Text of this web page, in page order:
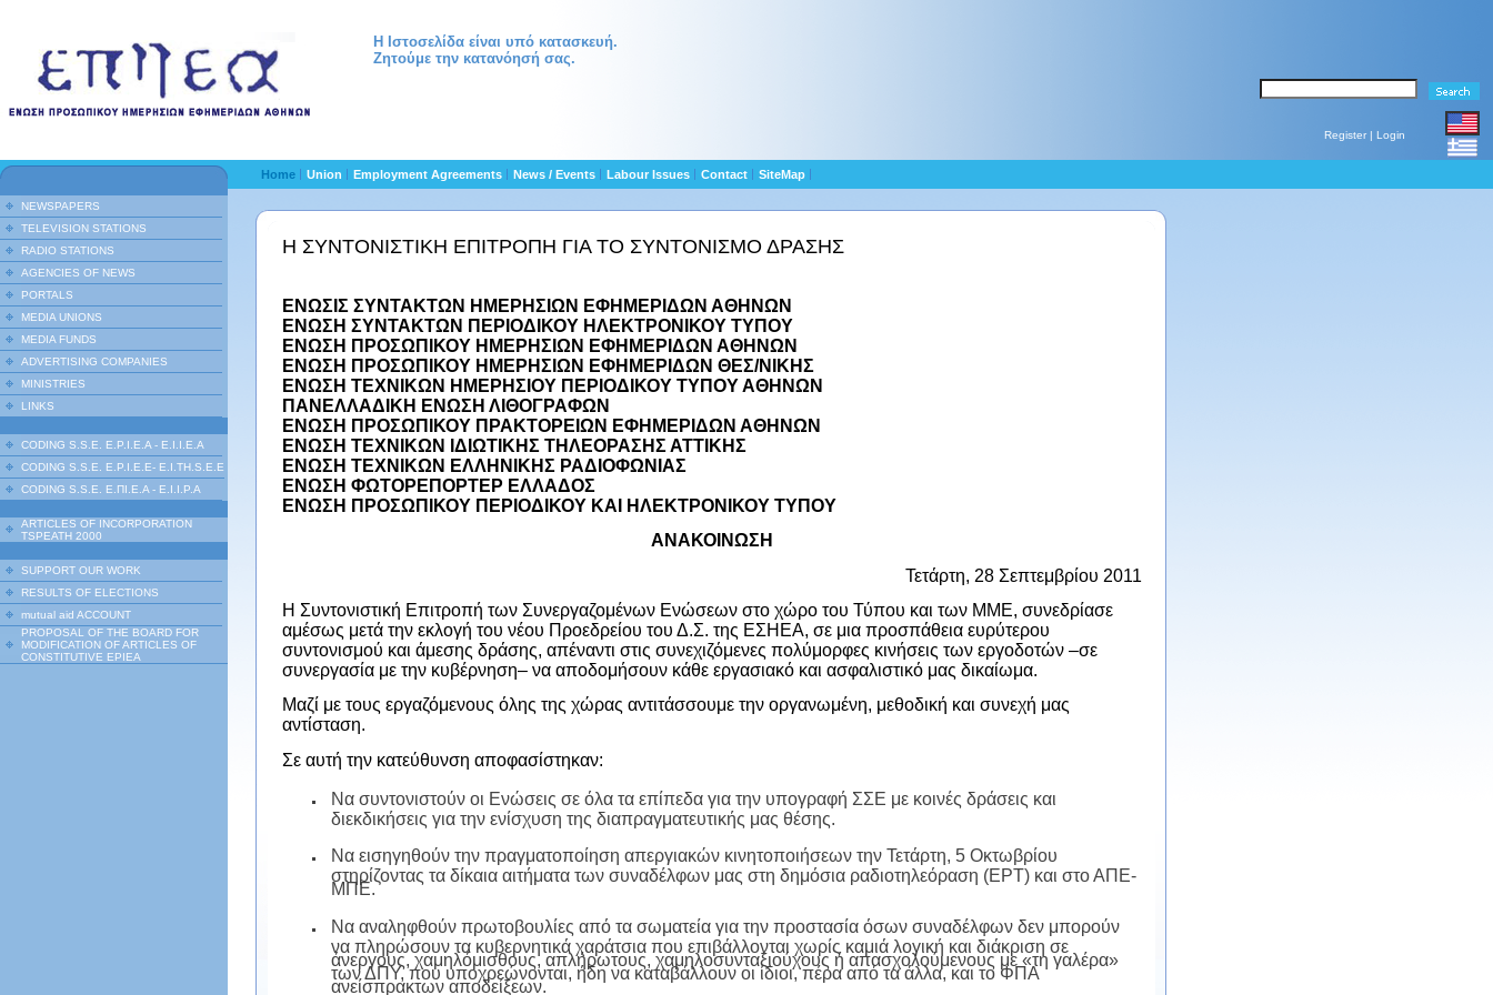
Η Ιστοσελίδα είναι υπό κατασκευή.
Ζητούμε την κατανόησή σας.
Register | Login
NEWSPAPERS
TELEVISION STATIONS
RADIO STATIONS
AGENCIES OF NEWS
PORTALS
MEDIA UNIONS
MEDIA FUNDS
ADVERTISING COMPANIES
MINISTRIES
LINKS
CODING S.S.E. E.P.I.E.A - E.I.I.E.A
CODING S.S.E. E.P.I.E.E- E.I.TH.S.E.E
CODING S.S.E. Ε.ΠΙ.Ε.Α - Ε.Ι.Ι.P.A
ARTICLES OF INCORPORATION
TSPEATH 2000
SUPPORT OUR WORK
RESULTS OF ELECTIONS
mutual aid ACCOUNT
PROPOSAL OF THE BOARD FOR
MODIFICATION OF ARTICLES OF
CONSTITUTIVE EPIEA
Home Union Employment Agreements News / Events Labour Issues Contact SiteMap
Η ΣΥΝΤΟΝΙΣΤΙΚΗ ΕΠΙΤΡΟΠΗ ΓΙΑ ΤΟ ΣΥΝΤΟΝΙΣΜΟ ΔΡΑΣΗΣ
ΕΝΩΣΙΣ ΣΥΝΤΑΚΤΩΝ ΗΜΕΡΗΣΙΩΝ ΕΦΗΜΕΡΙΔΩΝ ΑΘΗΝΩΝ
ΕΝΩΣΗ ΣΥΝΤΑΚΤΩΝ ΠΕΡΙΟΔΙΚΟΥ ΗΛΕΚΤΡΟΝΙΚΟΥ ΤΥΠΟΥ
ΕΝΩΣΗ ΠΡΟΣΩΠΙΚΟΥ ΗΜΕΡΗΣΙΩΝ ΕΦΗΜΕΡΙΔΩΝ ΑΘΗΝΩΝ
ΕΝΩΣΗ ΠΡΟΣΩΠΙΚΟΥ ΗΜΕΡΗΣΙΩΝ ΕΦΗΜΕΡΙΔΩΝ ΘΕΣ/ΝΙΚΗΣ
ΕΝΩΣΗ ΤΕΧΝΙΚΩΝ ΗΜΕΡΗΣΙΟΥ ΠΕΡΙΟΔΙΚΟΥ ΤΥΠΟΥ ΑΘΗΝΩΝ
ΠΑΝΕΛΛΑΔΙΚΗ ΕΝΩΣΗ ΛΙΘΟΓΡΑΦΩΝ
ΕΝΩΣΗ ΠΡΟΣΩΠΙΚΟΥ ΠΡΑΚΤΟΡΕΙΩΝ ΕΦΗΜΕΡΙΔΩΝ ΑΘΗΝΩΝ
ΕΝΩΣΗ ΤΕΧΝΙΚΩΝ ΙΔΙΩΤΙΚΗΣ ΤΗΛΕΟΡΑΣΗΣ ΑΤΤΙΚΗΣ
ΕΝΩΣΗ ΤΕΧΝΙΚΩΝ ΕΛΛΗΝΙΚΗΣ ΡΑΔΙΟΦΩΝΙΑΣ
ΕΝΩΣΗ ΦΩΤΟΡΕΠΟΡΤΕΡ ΕΛΛΑΔΟΣ
ΕΝΩΣΗ ΠΡΟΣΩΠΙΚΟΥ ΠΕΡΙΟΔΙΚΟΥ ΚΑΙ ΗΛΕΚΤΡΟΝΙΚΟΥ ΤΥΠΟΥ
ΑΝΑΚΟΙΝΩΣΗ
Τετάρτη, 28 Σεπτεμβρίου 2011
Η Συντονιστική Επιτροπή των Συνεργαζομένων Ενώσεων στο χώρο του Τύπου και των ΜΜΕ, συνεδρίασε
αμέσως μετά την εκλογή του νέου Προεδρείου του Δ.Σ. της ΕΣΗΕΑ, σε μια προσπάθεια ευρύτερου
συντονισμού και άμεσης δράσης, απέναντι στις συνεχιζόμενες πολύμορφες κινήσεις των εργοδοτών –σε
συνεργασία με την κυβέρνηση– να αποδομήσουν κάθε εργασιακό και ασφαλιστικό μας δικαίωμα.
Μαζί με τους εργαζόμενους όλης της χώρας αντιτάσσουμε την οργανωμένη, μεθοδική και συνεχή μας
αντίσταση.
Σε αυτή την κατεύθυνση αποφασίστηκαν:
Να συντονιστούν οι Ενώσεις σε όλα τα επίπεδα για την υπογραφή ΣΣΕ με κοινές δράσεις και
διεκδικήσεις για την ενίσχυση της διαπραγματευτικής μας θέσης.
Να εισηγηθούν την πραγματοποίηση απεργιακών κινητοποιήσεων την Τετάρτη, 5 Οκτωβρίου
στηρίζοντας τα δίκαια αιτήματα των συναδέλφων μας στη δημόσια ραδιοτηλεόραση (ΕΡΤ) και στο ΑΠΕ-
ΜΠΕ.
Να αναληφθούν πρωτοβουλίες από τα σωματεία για την προστασία όσων συναδέλφων δεν μπορούν
να πληρώσουν τα κυβερνητικά χαράτσια που επιβάλλονται χωρίς καμιά λογική και διάκριση σε
άνεργους, χαμηλόμισθους, απλήρωτους, χαμηλοσυνταξιούχους ή απασχολούμενους με «τη γαλέρα»
των ΔΠΥ, που υποχρεώνονται, ήδη να καταβάλλουν οι ίδιοι, πέρα από τα άλλα, και το ΦΠΑ
ανείσπρακτων αποδείξεων.